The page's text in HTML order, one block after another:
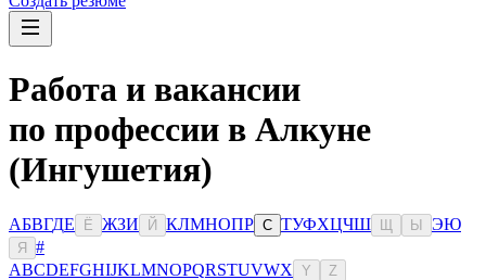
Работа и вакансии
по профессии в Алкуне
(Ингушетия)
АБВГДЕ Ё ЖЗИ Й КЛМНОПР С ТУФХЦЧШ Ы ЭЮ
Я
#
ABCDEFGHIJKLMNOPQRSTUVWX Y Z